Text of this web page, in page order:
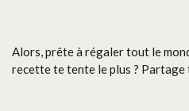
Alors, prête à régaler tout le
recette te tente le plus ? Partage